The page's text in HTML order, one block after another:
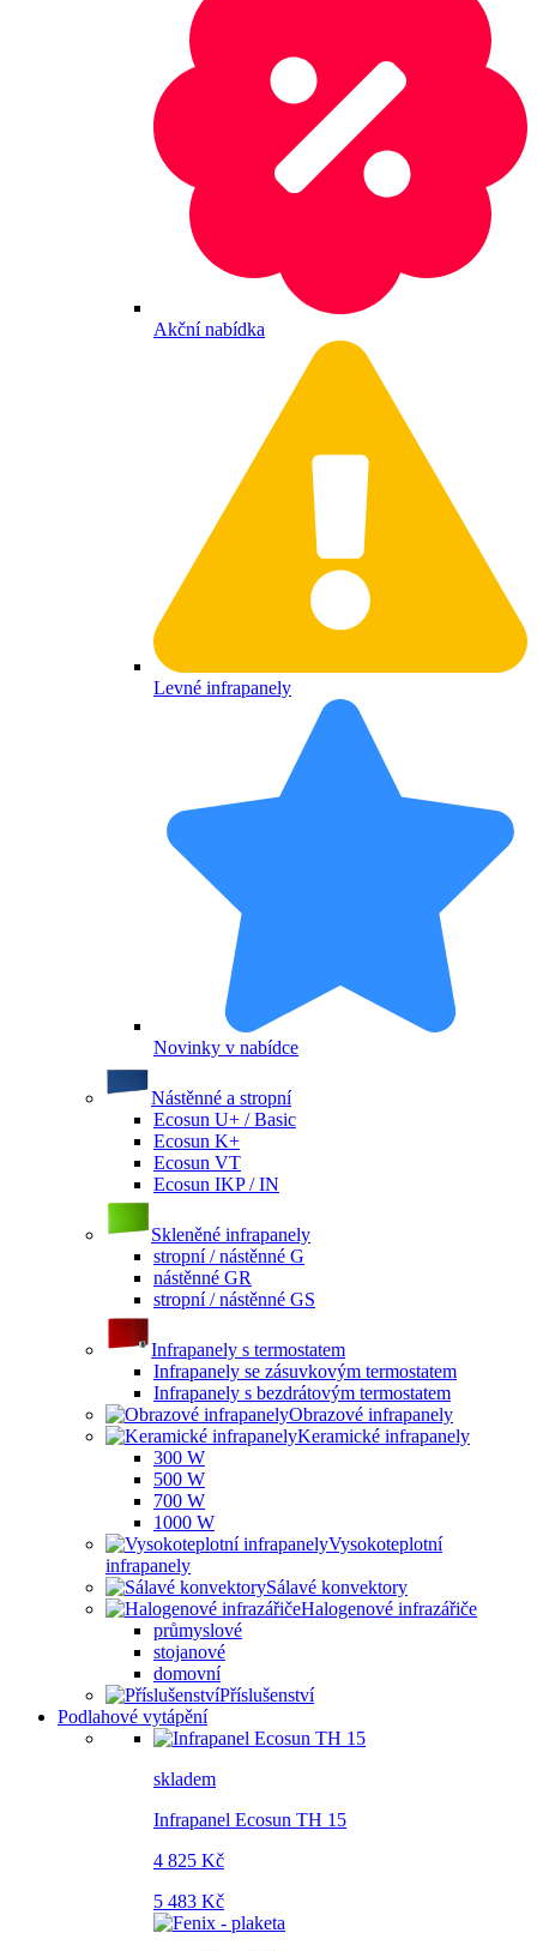
Akční nabídka
Levné infrapanely
Novinky v nabídce
Nástěnné a stropní
Ecosun U+ / Basic
Ecosun K+
Ecosun VT
Ecosun IKP / IN
Skleněné infrapanely
stropní / nástěnné G
nástěnné GR
stropní / nástěnné GS
Infrapanely s termostatem
Infrapanely se zásuvkovým termostatem
Infrapanely s bezdrátovým termostatem
Obrazové infrapanely
Keramické infrapanely
300 W
500 W
700 W
1000 W
Vysokoteplotní
infrapanely
Sálavé konvektory
Halogenové infrazářiče
průmyslové
stojanové
domovní
Příslušenství
Podlahové vytápění
skladem
Infrapanel Ecosun TH 15
4 825 Kč
5 483 Kč